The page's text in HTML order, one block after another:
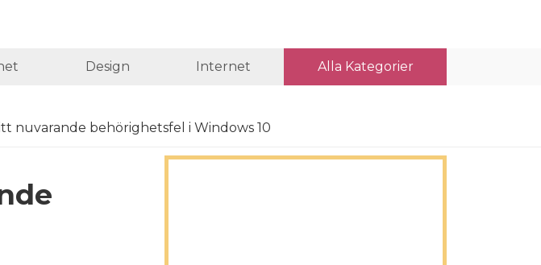
Design Internet Alla Kategorier
nuvarande behörighetsfel i Windows 10